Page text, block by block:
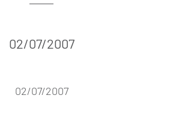
02/07/2007
02/07/2007